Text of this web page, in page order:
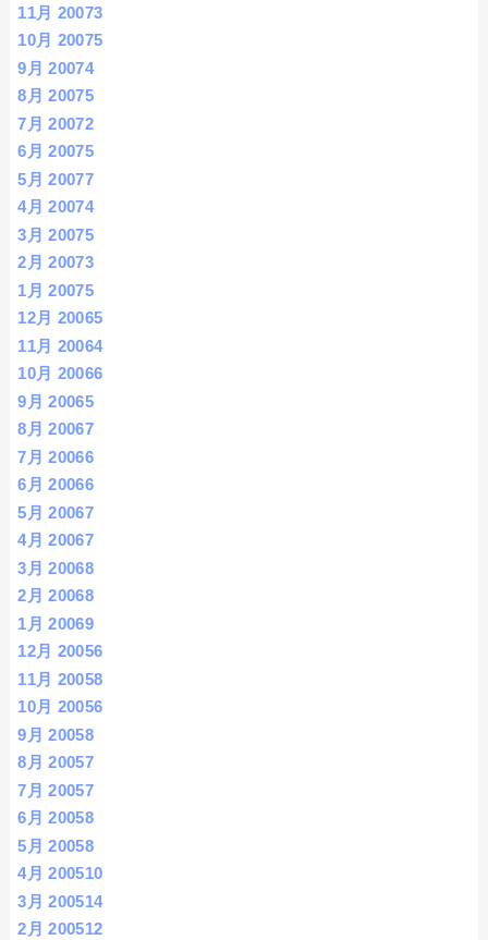
11月 20073
10月 20075
9月 20074
8月 20075
7月 20072
6月 20075
5月 20077
4月 20074
3月 20075
2月 20073
1月 20075
12月 20065
11月 20064
10月 20066
9月 20065
8月 20067
7月 20066
6月 20066
5月 20067
4月 20067
3月 20068
2月 20068
1月 20069
12月 20056
11月 20058
10月 20056
9月 20058
8月 20057
7月 20057
6月 20058
5月 20058
4月 200510
3月 200514
2月 200512